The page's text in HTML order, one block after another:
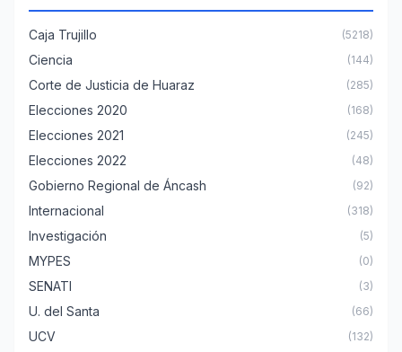
Caja Trujillo (5218)
Ciencia (144)
Corte de Justicia de Huaraz (285)
Elecciones 2020 (168)
Elecciones 2021 (245)
Elecciones 2022 (48)
Gobierno Regional de Áncash (92)
Internacional (318)
Investigación (5)
MYPES (0)
SENATI (3)
U. del Santa (66)
UCV (132)